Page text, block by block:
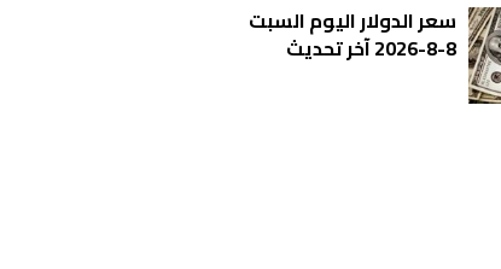
سعر الدولار اليوم السبت
8-8-2026 آخر تحديث